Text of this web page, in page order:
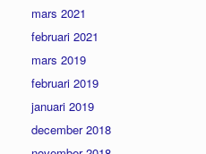
mars 2021
februari 2021
mars 2019
februari 2019
januari 2019
december 2018